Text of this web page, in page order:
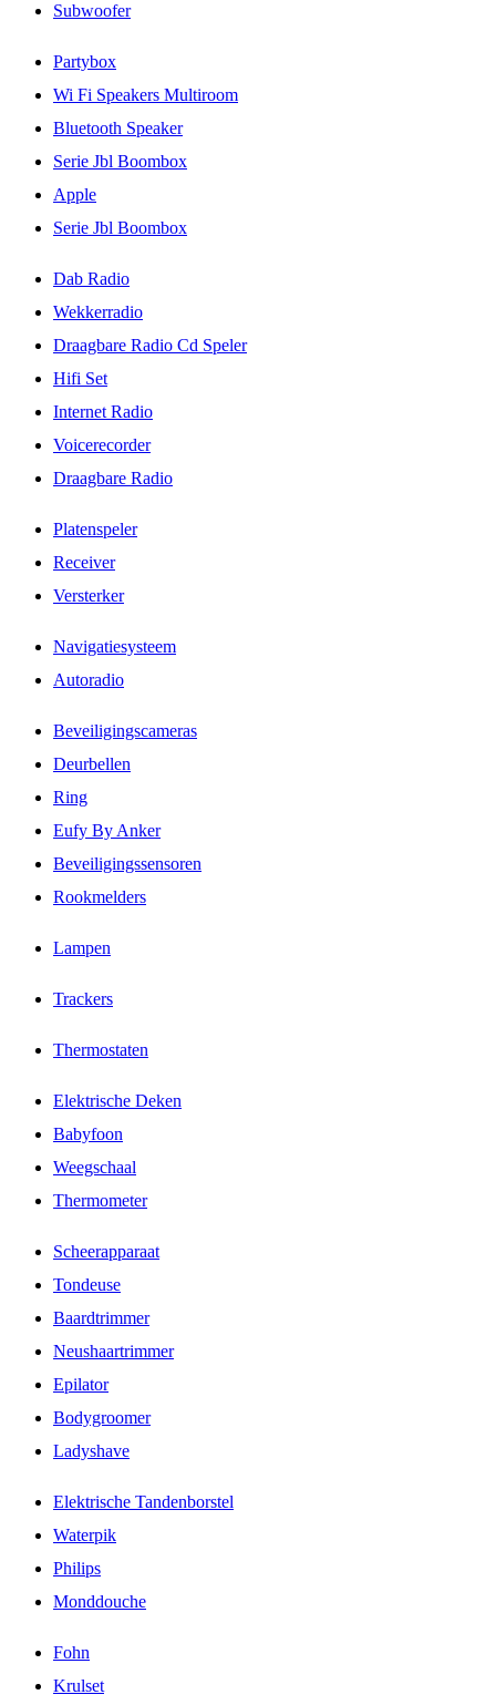
Subwoofer
Partybox
Wi Fi Speakers Multiroom
Bluetooth Speaker
Serie Jbl Boombox
Apple
Serie Jbl Boombox
Dab Radio
Wekkerradio
Draagbare Radio Cd Speler
Hifi Set
Internet Radio
Voicerecorder
Draagbare Radio
Platenspeler
Receiver
Versterker
Navigatiesysteem
Autoradio
Beveiligingscameras
Deurbellen
Ring
Eufy By Anker
Beveiligingssensoren
Rookmelders
Lampen
Trackers
Thermostaten
Elektrische Deken
Babyfoon
Weegschaal
Thermometer
Scheerapparaat
Tondeuse
Baardtrimmer
Neushaartrimmer
Epilator
Bodygroomer
Ladyshave
Elektrische Tandenborstel
Waterpik
Philips
Monddouche
Fohn
Krulset